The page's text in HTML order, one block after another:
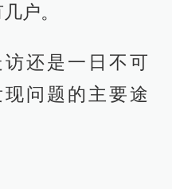
户。
还是一日不可
问题的主要途